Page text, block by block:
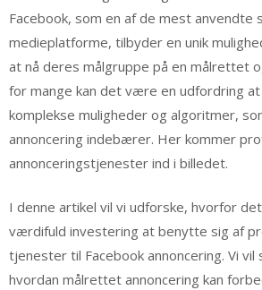
Facebook, som en af de mest anvendte
medieplatforme, tilbyder en unik
at nå deres målgruppe på en målrettet
for mange kan det være en udfordring
komplekse muligheder og algoritmer,
annoncering indebærer. Her kommer
annonceringstjenester ind i billedet.
I denne artikel vil vi udforske, hvorfor
værdifuld investering at benytte sig af
tjenester til Facebook annoncering. Vi
hvordan målrettet annoncering kan